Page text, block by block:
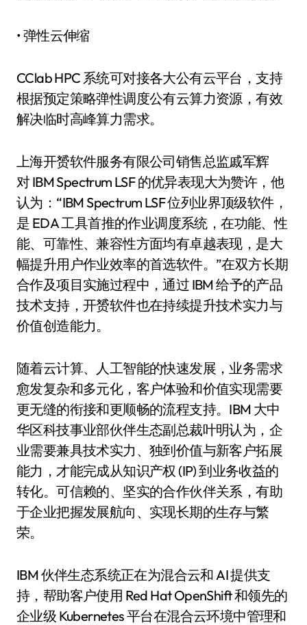
• 弹性云伸缩
CClab HPC 系统可对接各大公有云平台，支持
根据预定策略弹性调度公有云算力资源，有效
解决临时高峰算力需求。
上海开赟软件服务有限公司销售总监戚军辉
对 IBM Spectrum LSF 的优异表现大为赞许，他
认为：“IBM Spectrum LSF 位列业界顶级软件，
是 EDA 工具首推的作业调度系统，在功能、性
能、可靠性、兼容性方面均有卓越表现，是大
幅提升用户作业效率的首选软件。”在双方长期
合作及项目实施过程中，通过 IBM 给予的产品
技术支持，开赟软件也在持续提升技术实力与
价值创造能力。
随着云计算、人工智能的快速发展，业务需求
愈发复杂和多元化，客户体验和价值实现需要
更无缝的衔接和更顺畅的流程支持。IBM 大中
华区科技事业部伙伴生态副总裁叶明认为，企
业需要兼具技术实力、独到价值与新客户拓展
能力，才能完成从知识产权 (IP) 到业务收益的
转化。可信赖的、坚实的合作伙伴关系，有助
于企业把握发展航向、实现长期的生存与繁
荣。
IBM 伙伴生态系统正在为混合云和 AI 提供支
持，帮助客户使用 Red Hat OpenShift 和领先的
企业级 Kubernetes 平台在混合云环境中管理和